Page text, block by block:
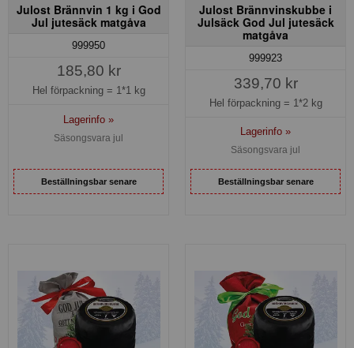
Julost Brännvin 1 kg i God
Jul jutesäck matgåva
999950
185,80 kr
Hel förpackning = 1*1 kg
Lagerinfo »
Säsongsvara jul
Beställningsbar senare
Julost Brännvinskubbe i
Julsäck God Jul jutesäck
matgåva
999923
339,70 kr
Hel förpackning = 1*2 kg
Lagerinfo »
Säsongsvara jul
Beställningsbar senare